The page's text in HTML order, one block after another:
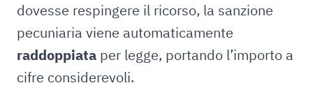
dovesse respingere il ricorso, la sanzione
pecuniaria viene automaticamente
raddoppiata per legge, portando l’importo a
cifre considerevoli.